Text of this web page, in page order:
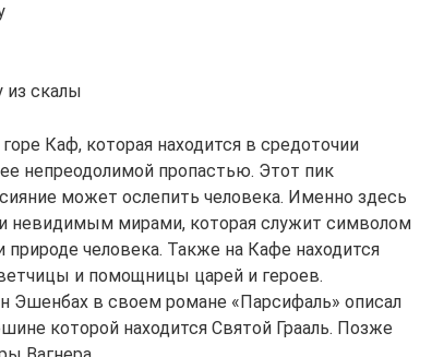
скалы
Каф, которая находится в средоточии
непреодолимой пропастью. Этот пик
может ослепить человека. Именно здесь
невидимым мирами, которая служит символом
человека. Также на Кафе находится
и помощницы царей и героев.
в своем романе «Парсифаль» описал
которой находится Святой Грааль. Позже